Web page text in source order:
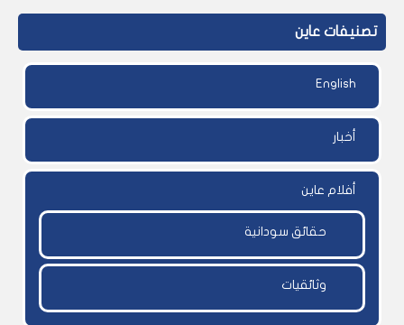
تصنيفات عاين
English
أخبار
أفلام عاين
حقائق سودانية
وثائقيات